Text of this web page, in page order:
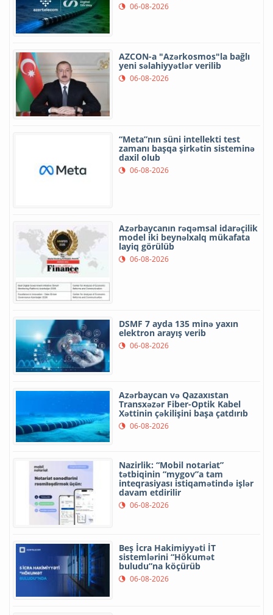
06-08-2026
AZCON-a "Azərkosmos"la bağlı
yeni səlahiyyətlər verilib
06-08-2026
“Meta”nın süni intellekti test
zamanı başqa şirkətin sisteminə
daxil olub
06-08-2026
Azərbaycanın rəqəmsal idarəçilik
model iki beynəlxalq mükafata
layiq görülüb
06-08-2026
DSMF 7 ayda 135 minə yaxın
elektron arayış verib
06-08-2026
Azərbaycan və Qazaxıstan
Transxəzər Fiber-Optik Kabel
Xəttinin çəkilişini başa çatdırıb
06-08-2026
Nazirlik: “Mobil notariat”
tətbiqinin “mygov”a tam
inteqrasiyası istiqamətində işlər
davam etdirilir
06-08-2026
Beş İcra Hakimiyyəti İT
sistemlərini “Hökumət
buludu”na köçürüb
06-08-2026